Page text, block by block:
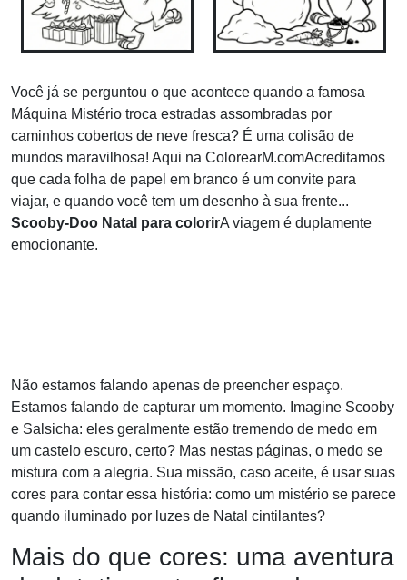
Você já se perguntou o que acontece quando a famosa
Máquina Mistério troca estradas assombradas por
caminhos cobertos de neve fresca? É uma colisão de
mundos maravilhosa! Aqui na ColorearM.comAcreditamos
que cada folha de papel em branco é um convite para
viajar, e quando você tem um desenho à sua frente...
Scooby-Doo Natal para colorirA viagem é duplamente
emocionante.
Não estamos falando apenas de preencher espaço.
Estamos falando de capturar um momento. Imagine Scooby
e Salsicha: eles geralmente estão tremendo de medo em
um castelo escuro, certo? Mas nestas páginas, o medo se
mistura com a alegria. Sua missão, caso aceite, é usar suas
cores para contar essa história: como um mistério se parece
quando iluminado por luzes de Natal cintilantes?
Mais do que cores: uma aventura